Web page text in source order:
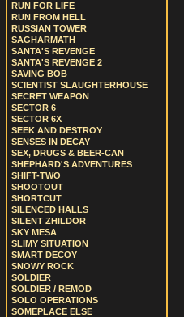
RUN FOR LIFE
RUN FROM HELL
RUSSIAN TOWER
SAGHARMATH
SANTA'S REVENGE
SANTA'S REVENGE 2
SAVING BOB
SCIENTIST SLAUGHTERHOUSE
SECRET WEAPON
SECTOR 6
SECTOR 6X
SEEK AND DESTROY
SENSES IN DECAY
SEX, DRUGS & BEER-CAN
SHEPHARD'S ADVENTURES
SHIFT-TWO
SHOOTOUT
SHORTCUT
SILENCED HALLS
SILENT ZHILDOR
SKY MESA
SLIMY SITUATION
SMART DECOY
SNOWY ROCK
SOLDIER
SOLDIER / REMOD
SOLO OPERATIONS
SOMEPLACE ELSE